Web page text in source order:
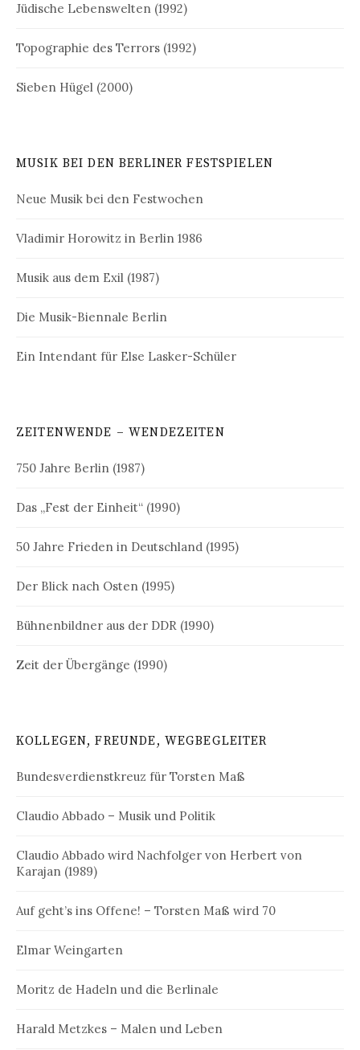
Jüdische Lebenswelten (1992)
Topographie des Terrors (1992)
Sieben Hügel (2000)
MUSIK BEI DEN BERLINER FESTSPIELEN
Neue Musik bei den Festwochen
Vladimir Horowitz in Berlin 1986
Musik aus dem Exil (1987)
Die Musik-Biennale Berlin
Ein Intendant für Else Lasker-Schüler
ZEITENWENDE – WENDEZEITEN
750 Jahre Berlin (1987)
Das „Fest der Einheit“ (1990)
50 Jahre Frieden in Deutschland (1995)
Der Blick nach Osten (1995)
Bühnenbildner aus der DDR (1990)
Zeit der Übergänge (1990)
KOLLEGEN, FREUNDE, WEGBEGLEITER
Bundesverdienstkreuz für Torsten Maß
Claudio Abbado – Musik und Politik
Claudio Abbado wird Nachfolger von Herbert von
Karajan (1989)
Auf geht’s ins Offene! – Torsten Maß wird 70
Elmar Weingarten
Moritz de Hadeln und die Berlinale
Harald Metzkes – Malen und Leben